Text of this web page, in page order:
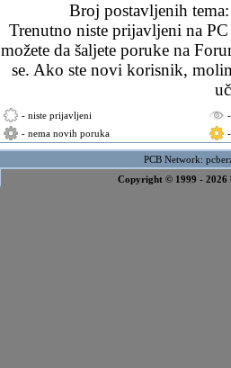
Broj postavljenih
Trenutno niste prijavljeni na
možete da šaljete poruke na
se. Ako ste novi korisnik,
- niste prijavljeni
- nema novih poruka
PCB Network:
Copyright © 1999 -